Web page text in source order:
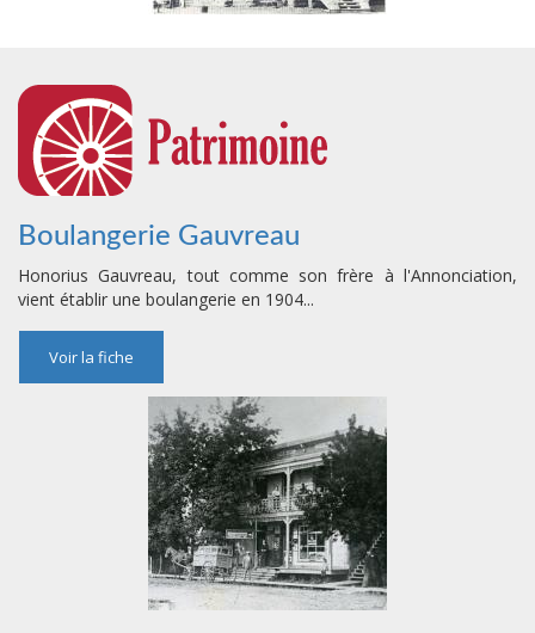
Boulangerie Gauvreau
Honorius Gauvreau, tout comme son frère à l'Annonciation,
vient établir une boulangerie en 1904...
Voir la fiche